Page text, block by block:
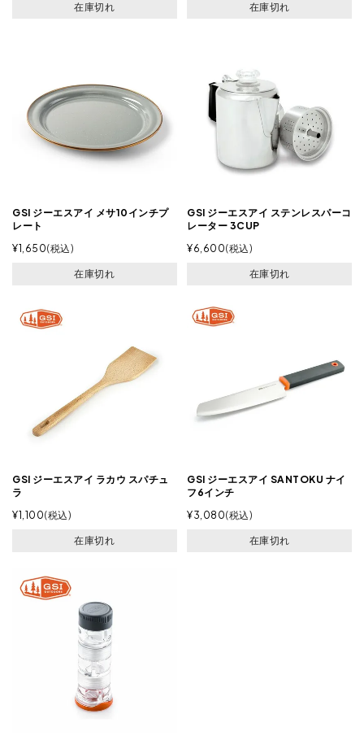
在庫切れ 在庫切れ
GSI ジーエスアイ メサ10インチプ
レート
¥1,650 税込
在庫切れ
GSI ジーエスアイ ステンレスパーコ
レーター 3CUP
¥6,600 税込
在庫切れ
GSI ジーエスアイ ラカウ スパチュ
ラ
¥1,100 税込
在庫切れ
GSI ジーエスアイ SANTOKU ナイ
フ6インチ
¥3,080 税込
在庫切れ